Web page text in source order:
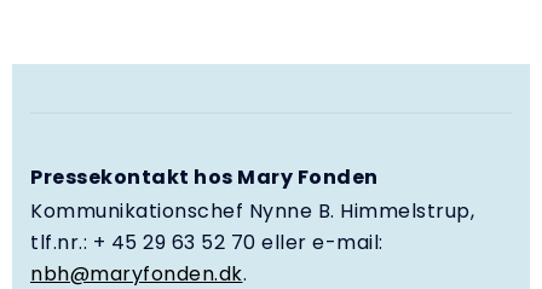
Pressekontakt hos Mary Fonden
Kommunikationschef Nynne B. Himmelstrup,
tlf.nr.: + 45 29 63 52 70 eller e-mail:
nbh@maryfonden.dk.